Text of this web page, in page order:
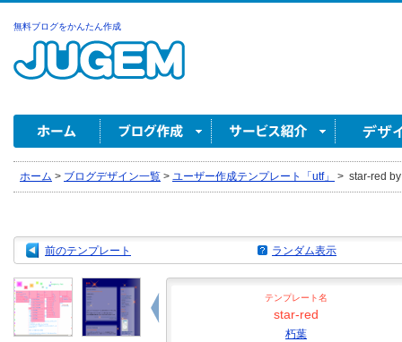
無料ブログをかんたん作成
ホーム > ブログデザイン一覧 > ユーザー作成テンプレート「utf」 > star-red
前のテンプレート ランダム表示
テンプレート名
star-red
朽葉